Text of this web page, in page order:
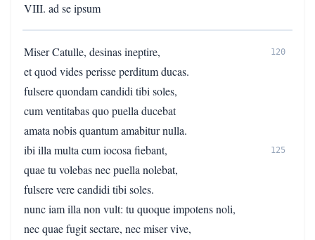
VIII. ad se ipsum
Miser Catulle, desinas ineptire, 120
et quod vides perisse perditum ducas.
fulsere quondam candidi tibi soles,
cum ventitabas quo puella ducebat
amata nobis quantum amabitur nulla.
ibi illa multa cum iocosa fiebant,
125
quae tu volebas nec puella nolebat,
fulsere vere candidi tibi soles.
nunc iam illa non vult: tu quoque impotens noli,
nec quae fugit sectare, nec miser vive,